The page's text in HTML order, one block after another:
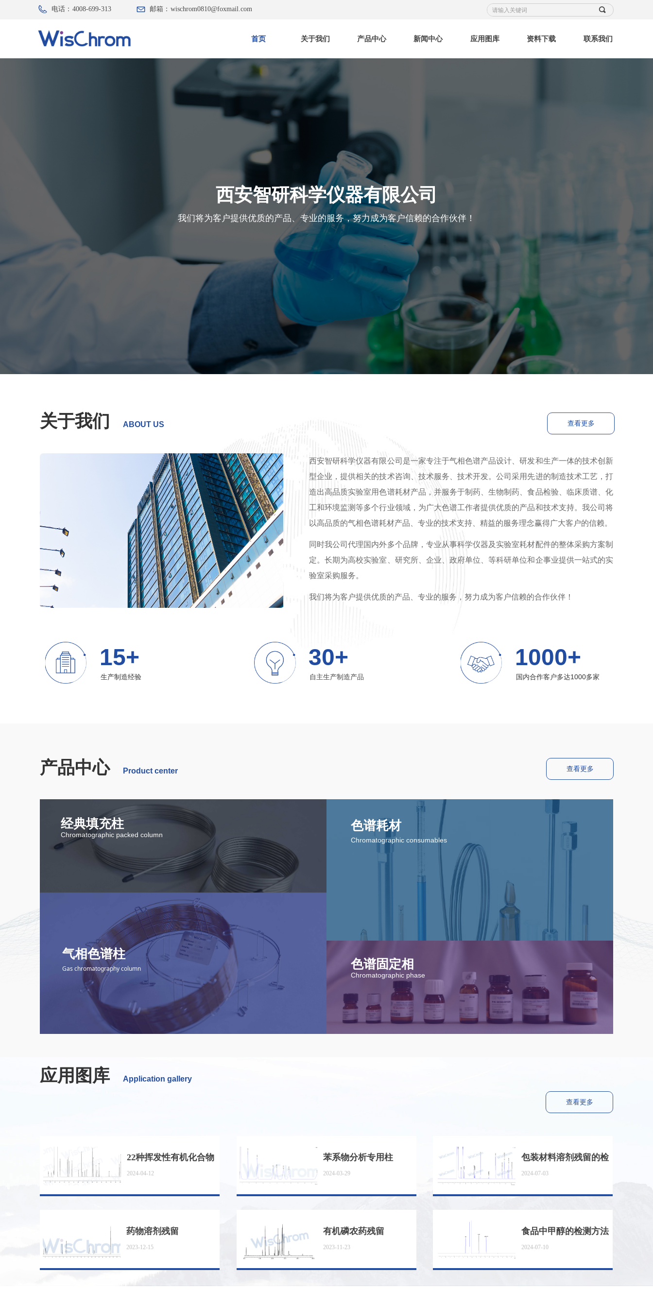
首页 关于我们 产品中心 新闻中心 应用图库 资料下载 联系我们
끠
电话： 4008-699-313 邮箱： wischrom0810@foxmail.com
西安智研科学仪器有限公司
我们将为客户提供优质的产品、专业的服务，努力成为客户信赖的合作伙伴！
15+
生产制造经验
30+
自主生产制造产品
1000+
国内合作客户多达1000多家
关于我们 ABOUT US
西安智研科学仪器有限公司是一家专注于气相色谱产品设计、研发和生产一体的技术创新
型企业，提供相关的技术咨询、技术服务、技术开发。公司采用先进的制造技术工艺，打
造出高品质实验室用色谱耗材产品，并服务于制药、生物制药、食品检验、临床质谱、化
工和环境监测等多个行业领域，为广大色谱工作者提供优质的产品和技术支持。我公司将
以高品质的气相色谱耗材产品、专业的技术支持、精益的服务理念赢得广大客户的信赖。
同时我公司代理国内外多个品牌，专业从事科学仪器及实验室耗材配件的整体采购方案制
定。长期为高校实验室、研究所、企业、政府单位、等科研单位和企事业提供一站式的实
验室采购服务。
我们将为客户提供优质的产品、专业的服务，努力成为客户信赖的合作伙伴！
查看更多
经典填充柱
Chromatographic packed column
色谱耗材
Chromatographic consumables
色谱固定相
Chromatographic phase
产品中心 Product center 查看更多
气相色谱柱
Gas chromatography column
气相色谱柱
Gas chromatography column
应用图库 Application gallery
查看更多
22种挥发性有机化合物
2024-04-12
苯系物分析专用柱
2024-03-29
包装材料溶剂残留的检
2024-07-03
药物溶剂残留
2023-12-15
有机磷农药残留
2023-11-23
食品中甲醇的检测方法
2024-07-10